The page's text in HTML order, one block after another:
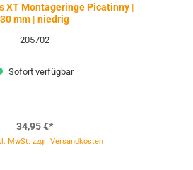
XT Montageringe Picatinny |
30 mm | niedrig
205702
Sofort verfügbar
34,95 €*
MwSt. zzgl. Versandkosten